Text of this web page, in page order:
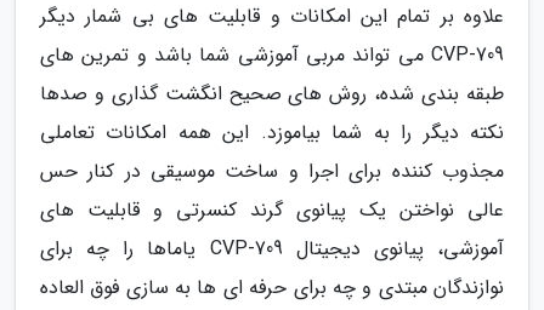
علاوه بر تمام این امکانات و قابلیت های بی شمار دیگر
CVP-709 می تواند مربی آموزشی شما باشد و تمرین های
طبقه بندی شده، روش های صحیح انگشت گذاری و صدها
نکته دیگر را به شما بیاموزد. این همه امکانات تعاملی
مجذوب کننده برای اجرا و ساخت موسیقی در کنار حس
عالی نواختن یک پیانوی گرند کنسرتی و قابلیت های
آموزشی، پیانوی دیجیتال CVP-709 یاماها را چه برای
نوازندگان مبتدی و چه برای حرفه ای ها به سازی فوق العاده